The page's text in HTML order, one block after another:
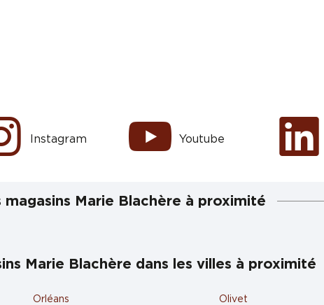
Instagram Youtube
magasins Marie Blachère à proximité
Marie Blachère dans les villes à proximité
Orléans Olivet